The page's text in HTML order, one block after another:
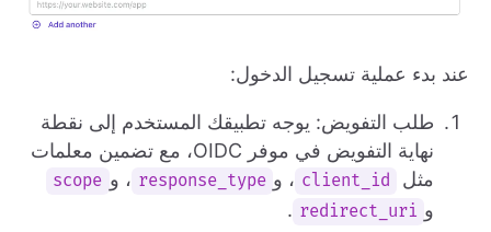
عند بدء عملية تسجيل الدخول:
طلب التفويض: يوجه تطبيقك المستخدم إلى نقطة
نهاية التفويض في موفر OIDC، مع تضمين معلمات
مثل
client_id ، و response_type ، و scope
و redirect_uri
.